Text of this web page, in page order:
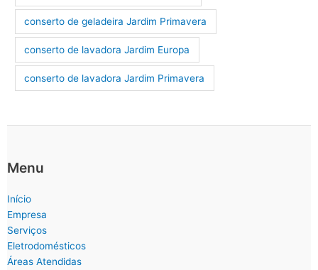
conserto de geladeira Jardim Primavera
conserto de lavadora Jardim Europa
conserto de lavadora Jardim Primavera
Menu
Início
Empresa
Serviços
Eletrodomésticos
Áreas Atendidas